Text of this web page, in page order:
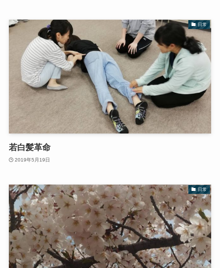
日常
若白髪革命
2019年5月19日
日常